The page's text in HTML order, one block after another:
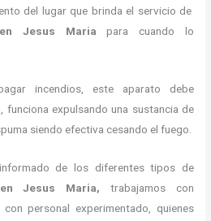
del lugar que brinda el servicio de
en Jesus Mariapara cuando lo
incendios, este aparato debe
funciona expulsando una sustancia de
siendo efectiva cesando el fuego.
de los diferentes tipos de
Jesus Maria,trabajamos con
personal experimentado, quienes